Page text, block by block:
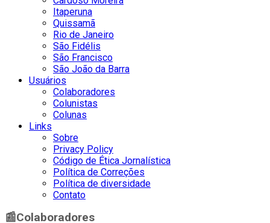
Itaperuna
Quissamã
Rio de Janeiro
São Fidélis
São Francisco
São João da Barra
Usuários
Colaboradores
Colunistas
Colunas
Links
Sobre
Privacy Policy
Código de Ética Jornalística
Política de Correções
Política de diversidade
Contato
📰Colaboradores